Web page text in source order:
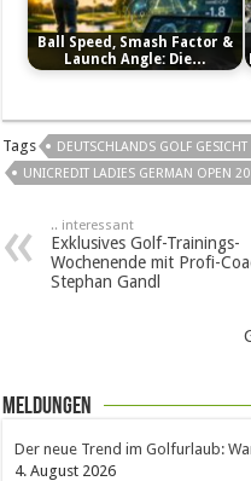
Ball Speed, Smash Factor &
Launch Angle: Die…
Tags DEUTSCHLANDS GOLF GESICHT
UNICREDIT LADIES GERMAN OPEN
.. interessant
Exklusives Golf-Trainings-
Wochenende mit Profi-
Stephan Gandl
Meldungen
Der neue Trend im Golfurlaub:
4. August 2026